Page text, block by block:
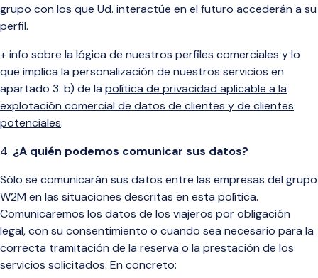
grupo con los que Ud. interactúe en el futuro accederán a su
perfil.
+ info sobre la lógica de nuestros perfiles comerciales y lo
que implica la personalización de nuestros servicios en
apartado 3. b) de la política de privacidad aplicable a la
explotación comercial de datos de clientes y de clientes
potenciales.
¿A quién podemos comunicar sus datos?
Sólo se comunicarán sus datos entre las empresas del grupo
W2M en las situaciones descritas en esta política.
Comunicaremos los datos de los viajeros por obligación
legal, con su consentimiento o cuando sea necesario para la
correcta tramitación de la reserva o la prestación de los
servicios solicitados. En concreto: